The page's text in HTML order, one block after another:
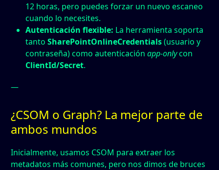
12 horas, pero puedes forzar un nuevo escaneo
cuando lo necesites.
Autenticación flexible: La herramienta soporta
tantoSharePointOnlineCredentials(usuario y
contraseña) como autenticaciónapp-onlycon
ClientId/Secret.
—
¿CSOM o Graph? La mejor parte de
ambos mundos
Inicialmente, usamos CSOM para extraer los
metadatos más comunes, pero nos dimos de bruces